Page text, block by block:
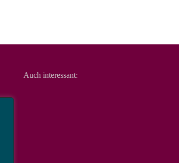
Auch interessant: